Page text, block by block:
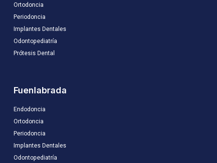
Ortodoncia
Periodoncia
Implantes Dentales
Odontopediatría
Prótesis Dental
Fuenlabrada
Endodoncia
Ortodoncia
Periodoncia
Implantes Dentales
Odontopediatría